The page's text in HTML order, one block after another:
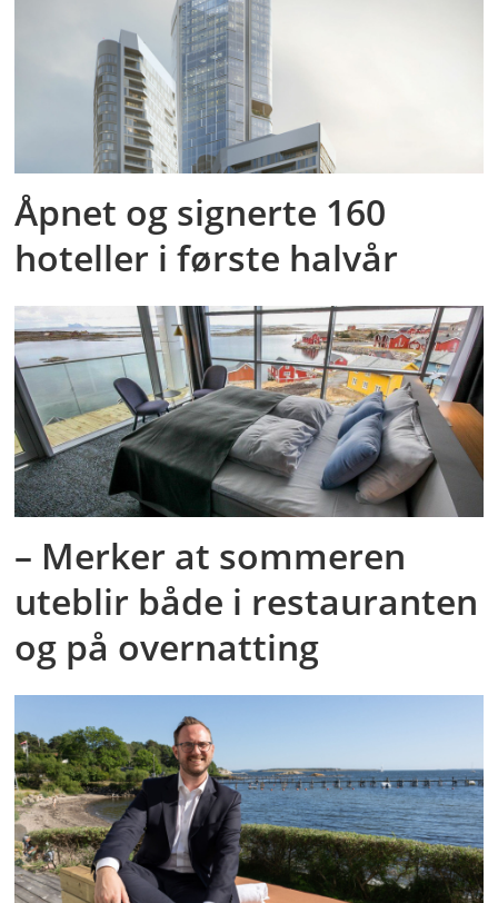
Åpnet og signerte 160
hoteller i første halvår
– Merker at sommeren
uteblir både i restauranten
og på overnatting